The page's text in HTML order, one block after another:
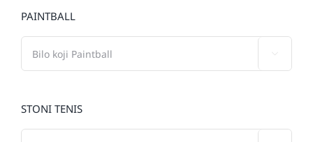
PAINTBALL
STONI TENIS